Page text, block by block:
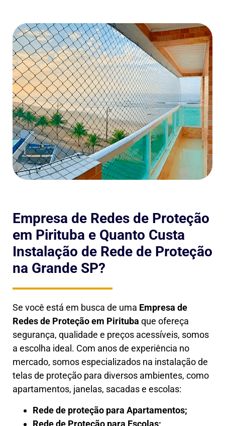
Empresa de Redes de Proteção
em Pirituba e Quanto Custa
Instalação de Rede de Proteção
na Grande SP?
Se você está em busca de uma Empresa de
Redes de Proteção em Pirituba que ofereça
segurança, qualidade e preços acessíveis, somos
a escolha ideal. Com anos de experiência no
mercado, somos especializados na instalação de
telas de proteção para diversos ambientes, como
apartamentos, janelas, sacadas e escolas:
Rede de proteção para Apartamentos;
Rede de Proteção para Escolas;